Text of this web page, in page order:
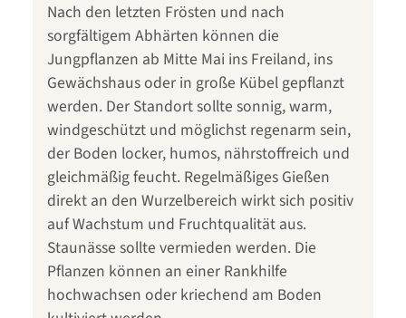
Nach den letzten Frösten und nach
sorgfältigem Abhärten können die
Jungpflanzen ab Mitte Mai ins Freiland, ins
Gewächshaus oder in große Kübel gepflanzt
werden. Der Standort sollte sonnig, warm,
windgeschützt und möglichst regenarm sein,
der Boden locker, humos, nährstoffreich und
gleichmäßig feucht. Regelmäßiges Gießen
direkt an den Wurzelbereich wirkt sich positiv
auf Wachstum und Fruchtqualität aus.
Staunässe sollte vermieden werden. Die
Pflanzen können an einer Rankhilfe
hochwachsen oder kriechend am Boden